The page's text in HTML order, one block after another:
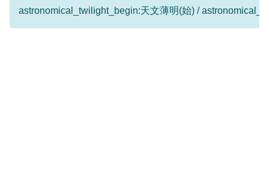
astronomical_twilight_begin:天文薄明(始) /